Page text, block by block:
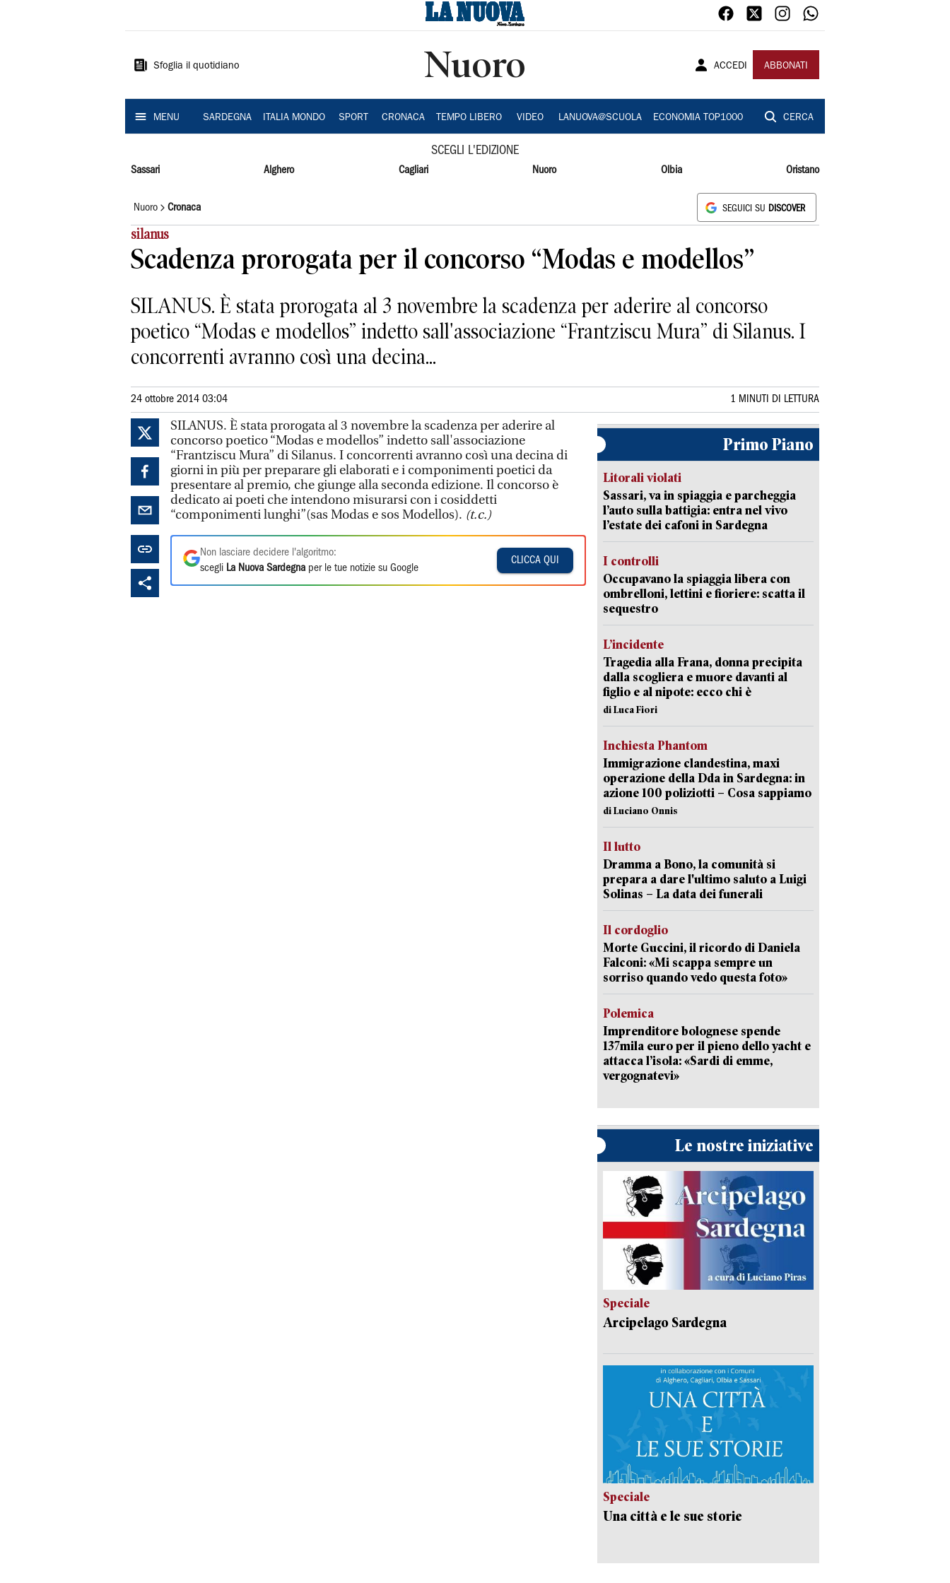
Sardegna
Sfoglia il quotidiano Nuoro ACCEDI ABBONATI
MENU SARDEGNA ITALIA MONDO SPORT CRONACA TEMPO LIBERO VIDEO LANUOVA@SCUOLA ECONOMIA TOP1000 CERCA
SCEGLI L'EDIZIONE
Sassari Alghero Cagliari Nuoro Olbia Oristano
Nuoro Cronaca SEGUICI SU DISCOVER
silanus
Scadenza prorogata per il concorso “Modas e modellos”
SILANUS. È stata prorogata al 3 novembre la scadenza per aderire al concorso
poetico “Modas e modellos” indetto sall'associazione “Frantziscu Mura” di Silanus. I
concorrenti avranno così una decina...
24 ottobre 2014 03:04 1 MINUTI DI LETTURA
SILANUS. È stata prorogata al 3 novembre la scadenza per aderire al
concorso poetico “Modas e modellos” indetto sall'associazione
“Frantziscu Mura” di Silanus. I concorrenti avranno così una decina di
giorni in più per preparare gli elaborati e i componimenti poetici da
presentare al premio, che giunge alla seconda edizione. Il concorso è
dedicato ai poeti che intendono misurarsi con i cosiddetti
“componimenti lunghi”(sas Modas e sos Modellos). (t.c.)
Non lasciare decidere l'algoritmo:
scegli La Nuova Sardegna per le tue notizie su Google
CLICCA QUI
Primo Piano
Litorali violati
Sassari, va in spiaggia e parcheggia
l’auto sulla battigia: entra nel vivo
l’estate dei cafoni in Sardegna
I controlli
Occupavano la spiaggia libera con
ombrelloni, lettini e fioriere: scatta il
sequestro
L’incidente
Tragedia alla Frana, donna precipita
dalla scogliera e muore davanti al
figlio e al nipote: ecco chi è
di Luca Fiori
Inchiesta Phantom
Immigrazione clandestina, maxi
operazione della Dda in Sardegna: in
azione 100 poliziotti – Cosa sappiamo
di Luciano Onnis
Il lutto
Dramma a Bono, la comunità si
prepara a dare l'ultimo saluto a Luigi
Solinas – La data dei funerali
Il cordoglio
Morte Guccini, il ricordo di Daniela
Falconi: «Mi scappa sempre un
sorriso quando vedo questa foto»
Polemica
Imprenditore bolognese spende
137mila euro per il pieno dello yacht e
attacca l’isola: «Sardi di emme,
vergognatevi»
Le nostre iniziative
Speciale
Arcipelago Sardegna
Speciale
Una città e le sue storie